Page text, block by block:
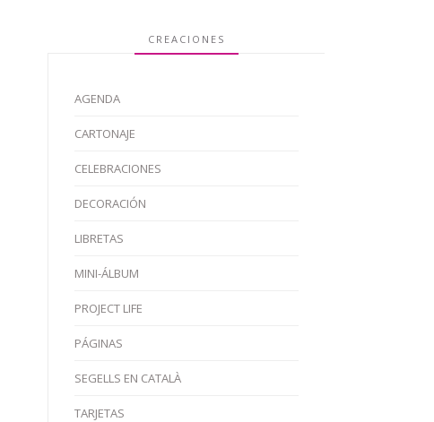
CREACIONES
AGENDA
CARTONAJE
CELEBRACIONES
DECORACIÓN
LIBRETAS
MINI-ÁLBUM
PROJECT LIFE
PÁGINAS
SEGELLS EN CATALÀ
TARJETAS